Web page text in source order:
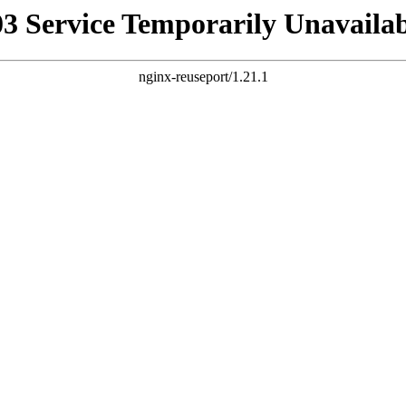
Service Temporarily
nginx-reuseport/1.21.1